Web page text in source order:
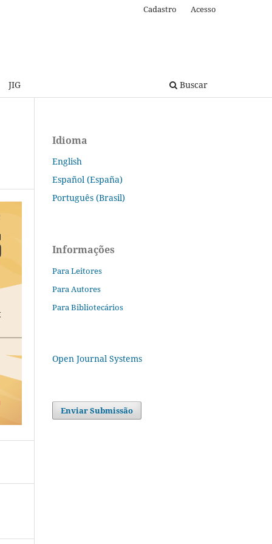
JIG Buscar
Cadastro Acesso
Idioma
English
Español (España)
Português (Brasil)
Informações
Para Leitores
Para Autores
Para Bibliotecários
Open Journal Systems
Enviar Submissão